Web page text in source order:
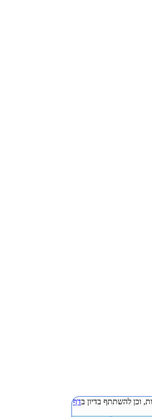
וכן להשתתף בדיון בדף